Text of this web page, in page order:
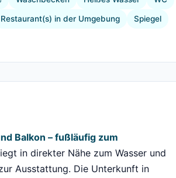
Restaurant(s) in der Umgebung Spiegel
Balkon – fußläufig zum
in direkter Nähe zum Wasser und
Ausstattung. Die Unterkunft in